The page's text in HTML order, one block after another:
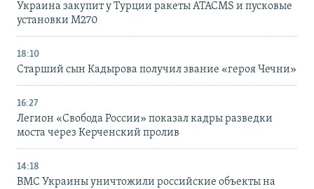
Украина закупит у Турции ракеты ATACMS и пусковые
установки M270
18:10
Старший сын Кадырова получил звание «героя Чечни»
16:27
Легион «Свобода России» показал кадры разведки
моста через Керченский пролив
14:18
ВМС Украины уничтожили российские объекты на